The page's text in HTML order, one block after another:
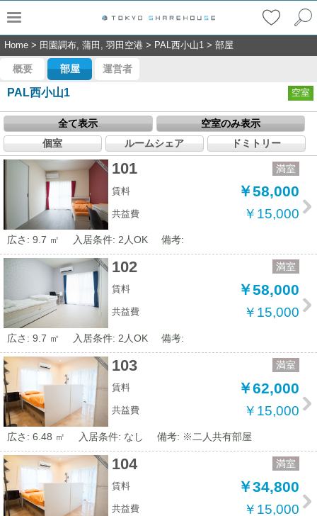
Home > 田園調布, 蒲田, 羽田空港 > PAL西小山1 > 部屋
概要 部屋 運営者
PAL西小山1 空室
全て表示
空室のみ表示
個室
ルームシェア ドミトリー
101 満室
賃料 ￥58,000
共益費 ￥15,000
広さ: 9.7 ㎡ 入居条件: 2人OK 備考:
102 満室
賃料 ￥58,000
共益費 ￥15,000
広さ: 9.7 ㎡ 入居条件: 2人OK 備考:
103 満室
賃料 ￥62,000
共益費 ￥15,000
広さ: 6.48 ㎡ 入居条件: なし 備考: ※二人共有部屋
104 満室
賃料 ￥34,800
共益費 ￥15,000